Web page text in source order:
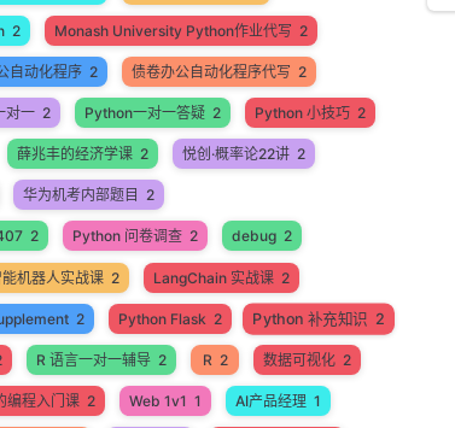
2 Monash University Python作业代写 2
自动化程序 2 债卷办公自动化程序代写 2
对一 2 Python一对一答疑 2 Python 小技巧 2
薛兆丰的经济学课 2 悦创·概率论22讲 2
华为机考内部题目 2
2 Python 问卷调查 2 debug 2
机器人实战课 2 LangChain 实战课 2
2 Python Flask 2 Python 补充知识 2
R 语言一对一辅导 2 R 2 数据可视化 2
编程入门课 2 Web 1v1 1 AI产品经理 1